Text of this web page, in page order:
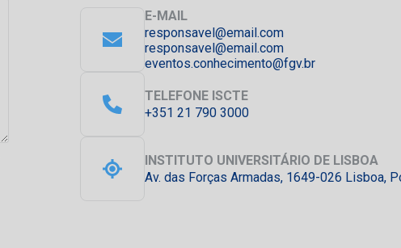
E-MAIL
responsavel@email.com
responsavel@email.com
eventos.conhecimento@fgv.br
TELEFONE ISCTE
+351 21 790 3000
INSTITUTO UNIVERSITÁRIO DE LISBOA
Av. das Forças Armadas, 1649-026 Lisboa,